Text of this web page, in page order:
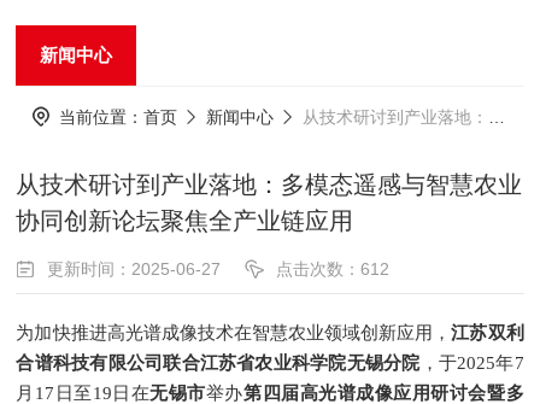
新闻中心
当前位置：首页 新闻中心 从技术研讨到产业落地：多模态遥感与智慧农业协同创新论坛聚焦全产业链应用
从技术研讨到产业落地：多模态遥感与智慧农业
协同创新论坛聚焦全产业链应用
更新时间：2025-06-27 点击次数：612
为加快推进高光谱成像技术在智慧农业领域创新应用，江苏双利
合谱科技有限公司联合江苏省农业科学院无锡分院，于2025年7
月17日至19日在无锡市举办第四届高光谱成像应用研讨会暨多